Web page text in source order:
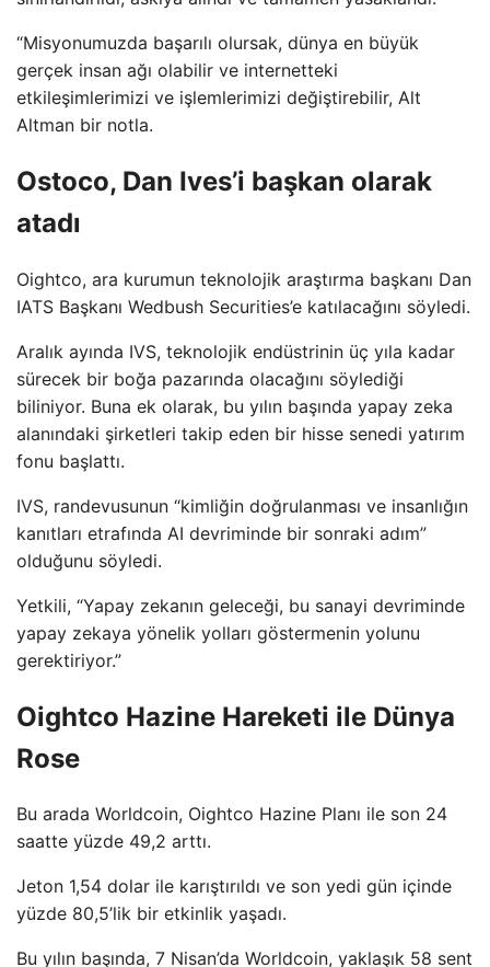
“Misyonumuzda başarılı olursak, dünya en büyük
gerçek insan ağı olabilir ve internetteki
etkileşimlerimizi ve işlemlerimizi değiştirebilir, Alt
Altman bir notla.
Ostoco, Dan Ives’i başkan olarak
atadı
Oightco, ara kurumun teknolojik araştırma başkanı Dan
IATS Başkanı Wedbush Securities’e katılacağını söyledi.
Aralık ayında IVS, teknolojik endüstrinin üç yıla kadar
sürecek bir boğa pazarında olacağını söylediği
biliniyor. Buna ek olarak, bu yılın başında yapay zeka
alanındaki şirketleri takip eden bir hisse senedi yatırım
fonu başlattı.
IVS, randevusunun “kimliğin doğrulanması ve insanlığın
kanıtları etrafında AI devriminde bir sonraki adım”
olduğunu söyledi.
Yetkili, “Yapay zekanın geleceği, bu sanayi devriminde
yapay zekaya yönelik yolları göstermenin yolunu
gerektiriyor.”
Oightco Hazine Hareketi ile Dünya
Rose
Bu arada Worldcoin, Oightco Hazine Planı ile son 24
saatte yüzde 49,2 arttı.
Jeton 1,54 dolar ile karıştırıldı ve son yedi gün içinde
yüzde 80,5’lik bir etkinlik yaşadı.
Bu yılın başında, 7 Nisan’da Worldcoin, yaklaşık 58 sent